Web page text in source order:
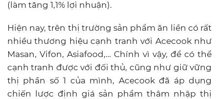
(làm tăng 1,1% lợi nhuận).
Hiện nay, trên thị trường sản phẩm ăn liền có rất
nhiều thương hiệu cạnh tranh với Acecook như
Masan, Vifon, Asiafood,… Chính vì vậy, để có thể
cạnh tranh được với đối thủ, cũng như giữ vững
thị phần số 1 của mình, Acecook đã áp dụng
chiến lược định giá sản phẩm thâm nhập thị